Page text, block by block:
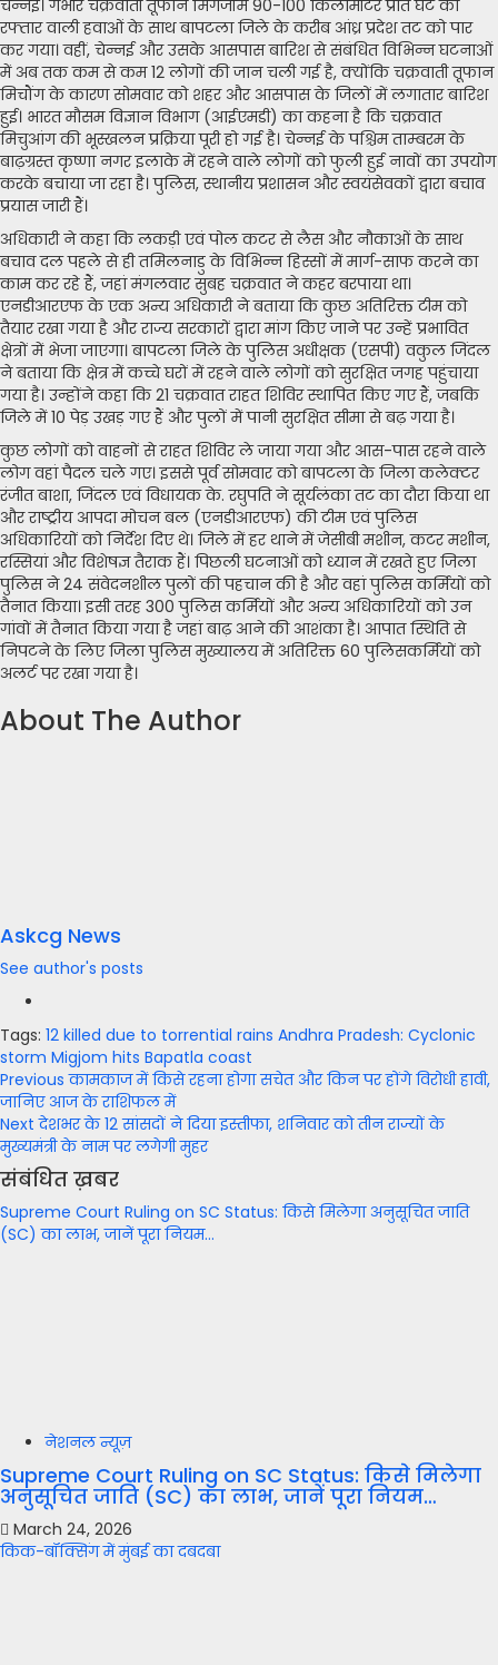
चेन्नई। गंभीर चक्रवाती तूफान मिगजॉम 90-100 किलोमीटर प्रति घंटे की
रफ्तार वाली हवाओं के साथ बापटला जिले के करीब आंध्र प्रदेश तट को पार
कर गया। वहीं, चेन्नई और उसके आसपास बारिश से संबंधित विभिन्न घटनाओं
में अब तक कम से कम 12 लोगों की जान चली गई है, क्योंकि चक्रवाती तूफान
मिचौंग के कारण सोमवार को शहर और आसपास के जिलों में लगातार बारिश
हुई। भारत मौसम विज्ञान विभाग (आईएमडी) का कहना है कि चक्रवात
मिचुआंग की भूस्खलन प्रक्रिया पूरी हो गई है। चेन्नई के पश्चिम ताम्बरम के
बाढ़ग्रस्त कृष्णा नगर इलाके में रहने वाले लोगों को फुली हुई नावों का उपयोग
करके बचाया जा रहा है। पुलिस, स्थानीय प्रशासन और स्वयंसेवकों द्वारा बचाव
प्रयास जारी हैं।
अधिकारी ने कहा कि लकड़ी एवं पोल कटर से लैस और नौकाओं के साथ
बचाव दल पहले से ही तमिलनाडु के विभिन्न हिस्सों में मार्ग-साफ करने का
काम कर रहे हैं, जहां मंगलवार सुबह चक्रवात ने कहर बरपाया था।
एनडीआरएफ के एक अन्य अधिकारी ने बताया कि कुछ अतिरिक्त टीम को
तैयार रखा गया है और राज्य सरकारों द्वारा मांग किए जाने पर उन्हें प्रभावित
क्षेत्रों में भेजा जाएगा। बापटला जिले के पुलिस अधीक्षक (एसपी) वकुल जिंदल
ने बताया कि क्षेत्र में कच्चे घरों में रहने वाले लोगों को सुरक्षित जगह पहुंचाया
गया है। उन्होंने कहा कि 21 चक्रवात राहत शिविर स्थापित किए गए हैं, जबकि
जिले में 10 पेड़ उखड़ गए हैं और पुलों में पानी सुरक्षित सीमा से बढ़ गया है।
कुछ लोगों को वाहनों से राहत शिविर ले जाया गया और आस-पास रहने वाले
लोग वहां पैदल चले गए। इससे पूर्व सोमवार को बापटला के जिला कलेक्टर
रंजीत बाशा, जिंदल एवं विधायक के. रघुपति ने सूर्यलंका तट का दौरा किया था
और राष्ट्रीय आपदा मोचन बल (एनडीआरएफ) की टीम एवं पुलिस
अधिकारियों को निर्देश दिए थे। जिले में हर थाने में जेसीबी मशीन, कटर मशीन,
रस्सियां और विशेषज्ञ तैराक हैं। पिछली घटनाओं को ध्यान में रखते हुए जिला
पुलिस ने 24 संवेदनशील पुलों की पहचान की है और वहां पुलिस कर्मियों को
तैनात किया। इसी तरह 300 पुलिस कर्मियों और अन्य अधिकारियों को उन
गांवों में तैनात किया गया है जहां बाढ़ आने की आशंका है। आपात स्थिति से
निपटने के लिए जिला पुलिस मुख्यालय में अतिरिक्त 60 पुलिसकर्मियों को
अलर्ट पर रखा गया है।
About The Author
Askcg News
See author's posts
Tags: 12 killed due to torrential rains Andhra Pradesh: Cyclonic
storm Migjom hits Bapatla coast
Post
navigation
Previous कामकाज में किसे रहना होगा सचेत और किन पर होंगे विरोधी हावी,
जानिए आज के राशिफल में
Next देशभर के 12 सांसदों ने दिया इस्तीफा, शनिवार को तीन राज्यों के
मुख्यमंत्री के नाम पर लगेगी मुहर
संबंधित ख़बर
Supreme Court Ruling on SC Status: किसे मिलेगा अनुसूचित जाति
(SC) का लाभ, जानें पूरा नियम…
नेशनल न्यूज़
Supreme Court Ruling on SC Status: किसे मिलेगा
अनुसूचित जाति (SC) का लाभ, जानें पूरा नियम…
March 24, 2026
किक-बॉक्सिंग में मुंबई का दबदबा